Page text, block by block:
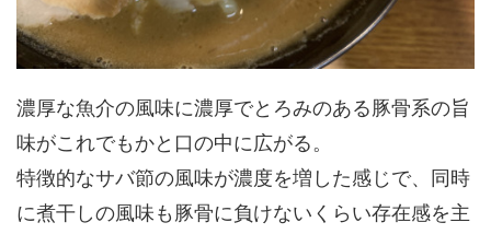
濃厚な魚介の風味に濃厚でとろみのある豚骨系の旨
味がこれでもかと口の中に広がる。
特徴的なサバ節の風味が濃度を増した感じで、同時
に煮干しの風味も豚骨に負けないくらい存在感を主